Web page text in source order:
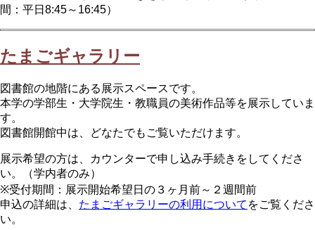
間：平日8:45～16:45）
たまごギャラリー
図書館の地階にある展示スペースです。
本学の学部生・大学院生・教職員の美術作品等を展示していま
す。
図書館開館中は、どなたでもご覧いただけます。
展示希望の方は、カウンターで申し込み手続きをしてくださ
い。（学内者のみ）
※受付期間：展示開始希望日の３ヶ月前～２週間前
申込の詳細は、 たまごギャラリーの利用について をご覧くださ
い。